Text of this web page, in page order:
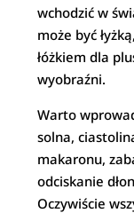
wchodzić w
może być
łóżkiem dla
wyobraźni.
Warto
solna,
makaronu,
odciskanie
Oczywiście